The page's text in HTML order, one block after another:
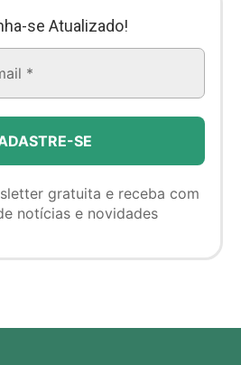
se Atualizado!
gratuita e receba com
notícias e novidades